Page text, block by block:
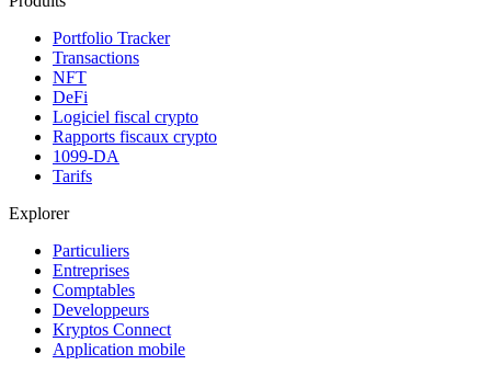
Portfolio Tracker
Transactions
NFT
DeFi
Logiciel fiscal crypto
Rapports fiscaux crypto
1099-DA
Tarifs
Explorer
Particuliers
Entreprises
Comptables
Developpeurs
Kryptos Connect
Application mobile